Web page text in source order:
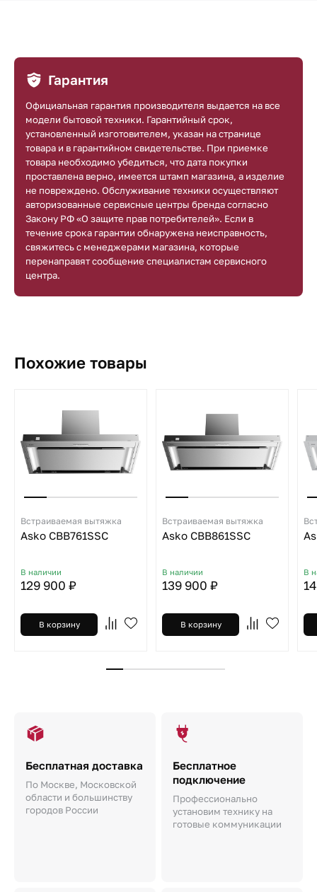
Гарантия
Официальная гарантия производителя выдается на все
модели бытовой техники. Гарантийный срок,
установленный изготовителем, указан на странице
товара и в гарантийном свидетельстве. При приемке
товара необходимо убедиться, что дата покупки
проставлена верно, имеется штамп магазина, а изделие
не повреждено. Обслуживание техники осуществляют
авторизованные сервисные центры бренда согласно
Закону РФ «О защите прав потребителей». Если в
течение срока гарантии обнаружена неисправность,
свяжитесь с менеджерами магазина, которые
перенаправят сообщение специалистам сервисного
центра.
Похожие товары
Встраиваемая вытяжка
Asko CBB761SSC
В наличии
129 900 ₽
В корзину
Встраиваемая вытяжка
Asko CBB861SSC
В наличии
139 900 ₽
В корзину
В
Бесплатная доставка
По Москве, Московской
области и большинству
городов России
Бесплатное
подключение
Профессионально
установим технику на
готовые коммуникации